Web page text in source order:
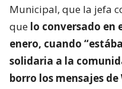
Municipal, que la jefa
que lo conversado en
enero, cuando
solidaria a la
borro los mensajes de